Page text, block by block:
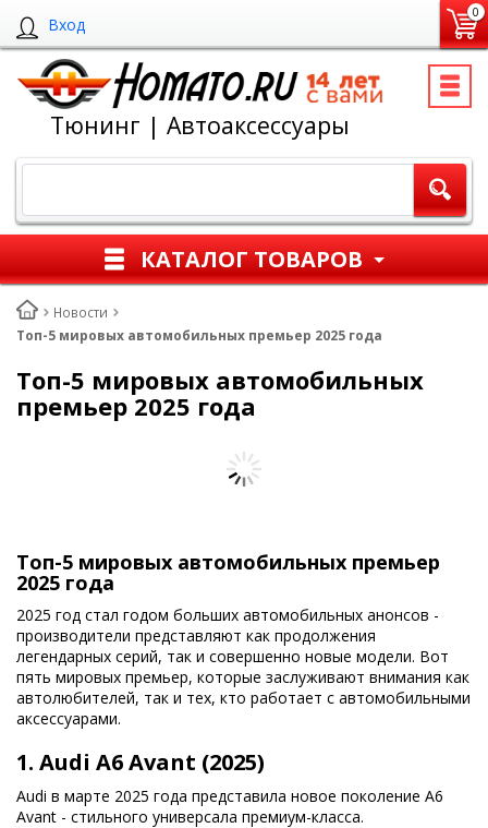
Вход
0
Тюнинг | Автоаксессуары
КАТАЛОГ ТОВАРОВ
Новости
Топ-5 мировых автомобильных премьер 2025 года
Топ-5 мировых автомобильных
премьер 2025 года
Топ-5 мировых автомобильных премьер
2025 года
2025 год стал годом больших автомобильных анонсов -
производители представляют как продолжения
легендарных серий, так и совершенно новые модели. Вот
пять мировых премьер, которые заслуживают внимания как
автолюбителей, так и тех, кто работает с автомобильными
аксессуарами.
1. Audi A6 Avant (2025)
Audi в марте 2025 года представила новое поколение A6
Avant - стильного универсала премиум-класса.